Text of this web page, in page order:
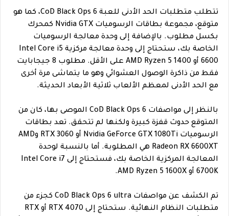
تتطلب متطلبات الحد الأدنى للعبة CoD Black Ops 6، كما هو
متوقع، مجموعة بطاقات الرسوميات Nvidia GTX كمحرك
بكسل مطلوب. بالإضافة إلى وحدة معالجة الرسوميات
الخاصة بك، ستحتاج إلى وحدة معالجة مركزية Intel Core i5
6600 أو AMD Ryzen 5 1400 على الأقل. مطلوب 8 جيجابايت
فقط من ذاكرة الوصول العشوائي وهو ما يتماشى مرة أخرى
مع الحد الأدنى لمعظم الألعاب ثلاثية الأبعاد الحديثة.
بالنظر إلى مواصفات CoD Black Ops 6 الموصى بها، كان من
المتوقع حدوث قفزة كبيرة ولكنها لم تتحقق. تعد بطاقات
الرسوميات Nvidia GeForce GTX 1080Ti أو RTX 3060 وAMD
Radeon RX 6600XT هي المطلوبة. أما بالنسبة لوحدة
المعالجة المركزية الخاصة بك، فستحتاج إلى Intel Core i7
6700K أو AMD Ryzen 5 1600X.
تم الكشف عن مواصفات CoD Black Ops 6 ultra كجزء من
متطلبات النظام النهائية. ستحتاج إلى RTX 4070 أو RTX